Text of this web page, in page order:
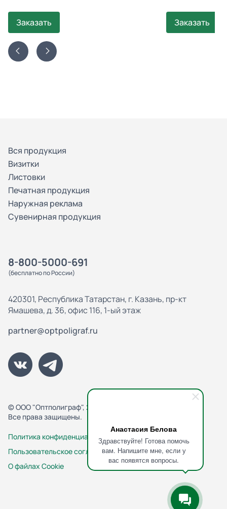
Анастасия Белова
Здравствуйте! Готова помочь
вам. Напишите мне, если у
вас появятся вопросы.
Заказать Заказать
Вся продукция
Визитки
Листовки
Печатная продукция
Наружная реклама
Сувенирная продукция
8-800-5000-691
(бесплатно по России)
420301, Республика Татарстан, г. Казань, пр-кт
Ямашева, д. 36, офис 116, 1-ый этаж
partner@optpoligraf.ru
© ООО "Оптполиграф", 2013-2026
Все права защищены.
Политика конфиденциальности
Пользовательское соглашение
О файлах Cookie